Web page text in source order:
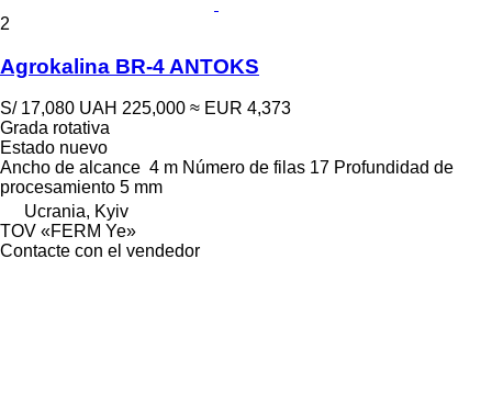
2
Agrokalina BR-4 ANTOKS
S/ 17,080 UAH 225,000 ≈ EUR 4,373
Grada rotativa
Estado nuevo
Ancho de alcance 4 m Número de filas 17 Profundidad de
procesamiento 5 mm
Ucrania, Kyiv
TOV «FERM Ye»
Contacte con el vendedor